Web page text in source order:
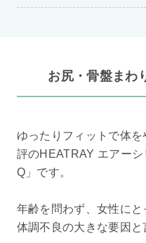
お尻・骨盤まわ
ゆったりフィットで体
評のHEATRAY エアー
Q」です。
年齢を問わず、女性に
体調不良の大きな要因と